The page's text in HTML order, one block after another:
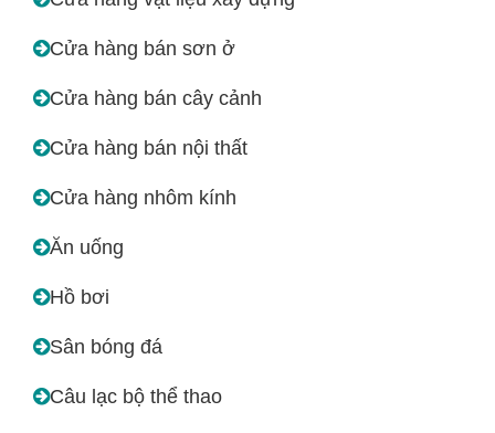
Cửa hàng bán sơn ở
Cửa hàng bán cây cảnh
Cửa hàng bán nội thất
Cửa hàng nhôm kính
Ăn uống
Hồ bơi
Sân bóng đá
Câu lạc bộ thể thao